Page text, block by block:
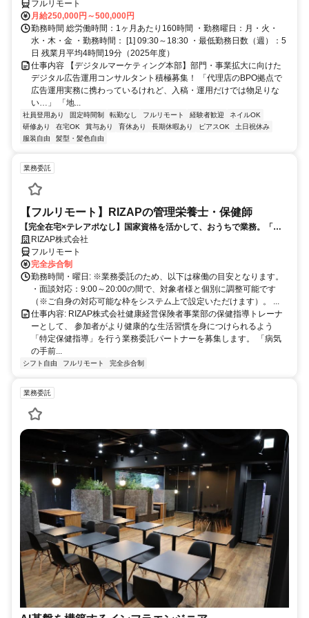
フルリモート
月給250,000円～500,000円
勤務時間 総労働時間：1ヶ月あたり160時間 ・勤務曜日：月・火・
水・木・金 ・勤務時間： [1] 09:30～18:30 ・最低勤務日数（週）：5
日 残業月平均4時間19分（2025年度）
仕事内容 【デジタルマーケティング本部】部門・事業拡大に向けた
デジタル広告運用コンサルタント積極募集！ 「代理店のBPO拠点で
広告運用実務に携わっているけれど、入稿・運用だけでは物足りな
い…」 「地...
社員登用あり 固定時間制 転勤なし フルリモート 経験者歓迎
ネイルOK
研修あり
在宅OK 賞与あり 育休あり 長期休暇あり ピアスOK
土日祝休み
服装自由
髪型・髪色自由
業務委託
【フルリモート】RIZAPの管理栄養士・保健師
【完全在宅×テレアポなし】国家資格を活かして、おうちで業務。「も
う一つの安心」を。主婦・Wワーカー活躍中！「平日の日中だけ」「夕
方以降の数時間だけ」など、生活リズムに合わせた時間調整が可能で
す。1件ごとの成果報酬型だから、頑張った分だけ手応えのある収入
に。充実のサポート体制で、安心の在宅ワークを始めませんか？
RIZAP株式会社
フルリモート
完全歩合制
勤務時間・曜日: ※業務委託のため、以下は稼働の目安となります。
・面談対応：9:00～20:00の間で、対象者様と個別に調整可能です
（※ご自身の対応可能な枠をシステム上で設定いただけます）。 ...
仕事内容: RIZAP株式会社健康経営保険者事業部の保健指導トレーナ
ーとして、 参加者がより健康的な生活習慣を身につけられるよう
「特定保健指導」を行う業務委託パートナーを募集します。 「病気
の手前...
シフト自由 フルリモート 完全歩合制
業務委託